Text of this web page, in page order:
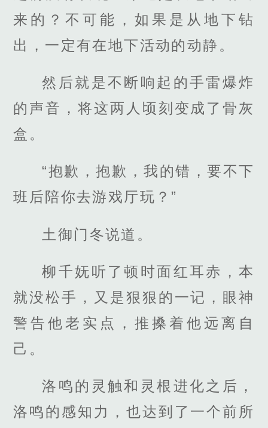
来的？不可能，如果是从地下钻
出，一定有在地下活动的动静。
然后就是不断响起的手雷爆炸
的声音，将这两人顷刻变成了骨灰
盒。
“抱歉，抱歉，我的错，要不下
班后陪你去游戏厅玩？”
土御门冬说道。
柳千妩听了顿时面红耳赤，本
就没松手，又是狠狠的一记，眼神
警告他老实点，推搡着他远离自
己。
洛鸣的灵触和灵根进化之后，
洛鸣的感知力，也达到了一个前所